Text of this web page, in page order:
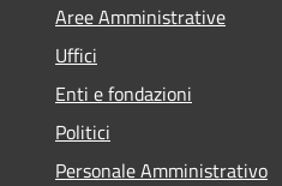
Aree Amministrative
Uffici
Enti e fondazioni
Politici
Personale Amministrativo